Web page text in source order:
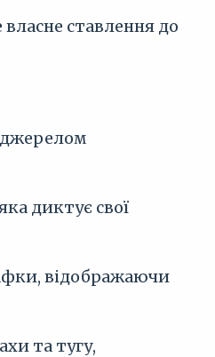
ставлення до
джерелом
диктує свої
відображаючи
та тугу,